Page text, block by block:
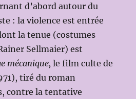
d’abord autour du
: la violence est entrée
la tenue (costumes
Sellmaier) est
mécanique,le film culte de
tiré du roman
contre la tentative